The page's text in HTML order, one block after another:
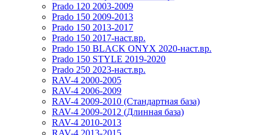
Prado 120 2003-2009
Prado 150 2009-2013
Prado 150 2013-2017
Prado 150 2017-наст.вр.
Prado 150 BLACK ONYX 2020-наст.вр.
Prado 150 STYLE 2019-2020
Prado 250 2023-наст.вр.
RAV-4 2000-2005
RAV-4 2006-2009
RAV-4 2009-2010 (Стандартная база)
RAV-4 2009-2012 (Длинная база)
RAV-4 2010-2013
RAV-4 2013-2015